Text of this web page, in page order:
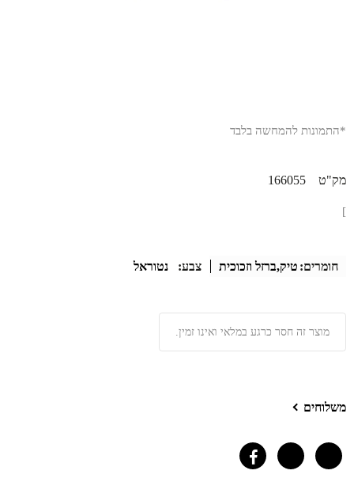
*התמונות להמחשה בלבד
מק"ט 166055
]
חומרים: טיק,ברזל וזכוכית צבע: נטוראל
מוצר זה חסר כרגע במלאי ואינו זמין.
משלוחים